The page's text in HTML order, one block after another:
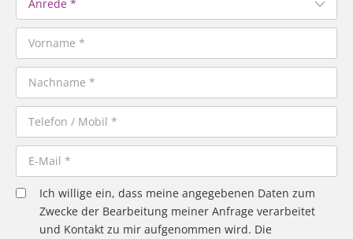
Ich willige ein, dass meine angegebenen Daten zum
Zwecke der Bearbeitung meiner Anfrage verarbeitet
und Kontakt zu mir aufgenommen wird. Die